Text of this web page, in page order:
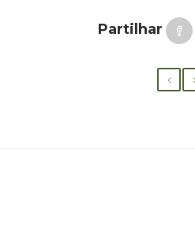
Partilhar